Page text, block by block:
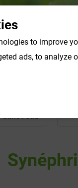
l'eau
to improve
ads, to analyze